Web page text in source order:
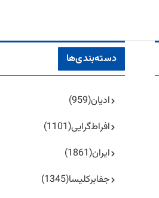
دسته‌بندی‌ها
ادیان(959)
افراط‌گرایی(1101)
ایران(1861)
جفا‌بر‌کلیسا(1345)